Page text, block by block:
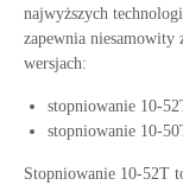
najwyższych
zapewnia niesamowity
wersjach:
stopniowanie 10-
stopniowanie 10-
Stopniowanie 10-52T